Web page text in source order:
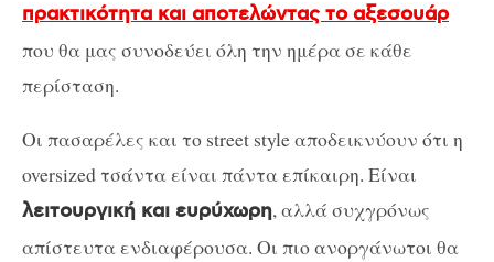
πρακτικότητα και αποτελώντας το αξεσουάρ
που θα μας συνοδεύει όλη την ημέρα σε κάθε
περίσταση.
Οι πασαρέλες και το street style αποδεικνύουν ότι η
oversized τσάντα είναι πάντα επίκαιρη. Είναι
λειτουργική και ευρύχωρη, αλλά συχγρόνως
απίστευτα ενδιαφέρουσα. Οι πιο ανοργάνωτοι θα